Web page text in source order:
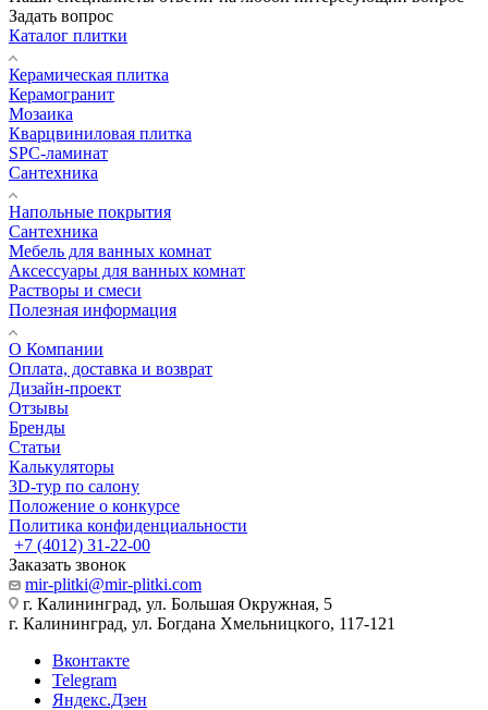
Задать вопрос
Каталог плитки
Керамическая плитка
Керамогранит
Мозаика
Кварцвиниловая плитка
SPC-ламинат
Сантехника
Напольные покрытия
Сантехника
Мебель для ванных комнат
Аксессуары для ванных комнат
Растворы и смеси
Полезная информация
О Компании
Оплата, доставка и возврат
Дизайн-проект
Отзывы
Бренды
Статьи
Калькуляторы
3D-тур по салону
Положение о конкурсе
Политика конфиденциальности
+7 (4012) 31-22-00
Заказать звонок
mir-plitki@mir-plitki.com
г. Калининград, ул. Большая Окружная, 5
г. Калининград, ул. Богдана Хмельницкого, 117-121
Вконтакте
Telegram
Яндекс.Дзен